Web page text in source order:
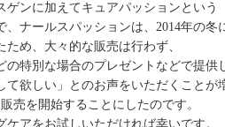
ンに加えてキュアパッションという
ナールスパッションは、2014年の冬
め、大々的な販売は行わず、
特別な場合のプレゼントなどで提供
欲しい」とのお声をいただくことが
売を開始することにしたのです。
アをお試しいただければ幸いです。